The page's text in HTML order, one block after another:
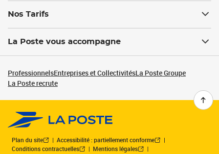
Nos Tarifs
La Poste vous accompagne
ProfessionnelsEntreprises et CollectivitésLa Poste Groupe
La Poste recrute
Plan du site
Accessibilité : partiellement conforme
Conditions contractuelles
Mentions légales